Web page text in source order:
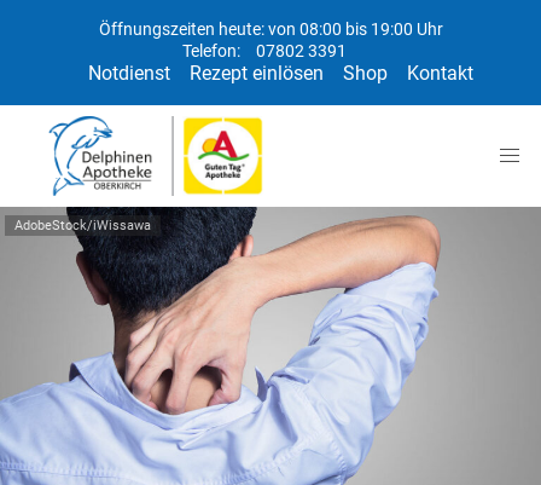
Öffnungszeiten heute: von 08:00 bis 19:00 Uhr
Telefon:
07802 3391
Notdienst Rezept einlösen Shop Kontakt
AdobeStock/iWissawa